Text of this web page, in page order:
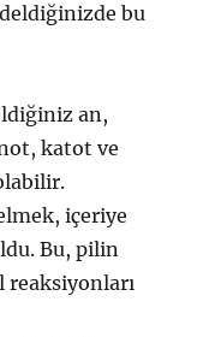
bu
an,
katot ve
içeriye
Bu, pilin